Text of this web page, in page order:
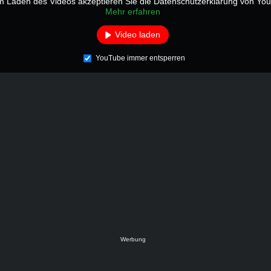
Mehr erfahren
Video laden
YouTube immer entsperren
Werbung